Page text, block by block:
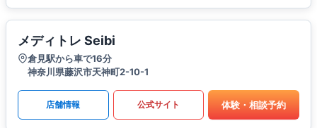
メディトレ Seibi
倉見駅から車で16分
神奈川県藤沢市天神町2-10-1
店舗情報 公式サイト 体験・相談予約